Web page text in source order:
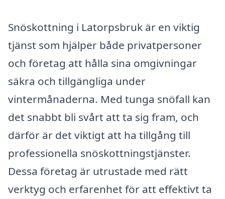
Snöskottning i Latorpsbruk är en viktig
tjänst som hjälper både privatpersoner
och företag att hålla sina omgivningar
säkra och tillgängliga under
vintermånaderna. Med tunga snöfall kan
det snabbt bli svårt att ta sig fram, och
därför är det viktigt att ha tillgång till
professionella snöskottningstjänster.
Dessa företag är utrustade med rätt
verktyg och erfarenhet för att effektivt ta